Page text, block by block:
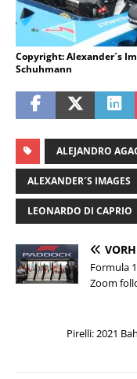
Copyright: Alexander´s
Schuhmann
ALEJANDRO
ALEXANDER´S IMAGES
LEONARDO DI CAPRIO
Formula
Zoom
Pirelli: 2021